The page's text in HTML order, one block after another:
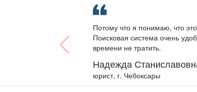
Потому что я понимаю, что
Поисковая система очень
ремени не тратить.
Надежда
юрист, г. Чебоксары